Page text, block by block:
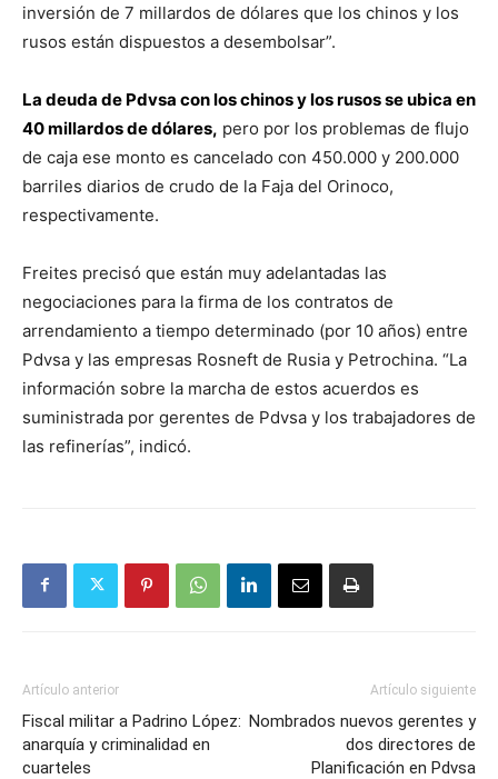
inversión de 7 millardos de dólares que los chinos y los
rusos están dispuestos a desembolsar”.
La deuda de Pdvsa con los chinos y los rusos se ubica en
40 millardos de dólares, pero por los problemas de flujo
de caja ese monto es cancelado con 450.000 y 200.000
barriles diarios de crudo de la Faja del Orinoco,
respectivamente.
Freites precisó que están muy adelantadas las
negociaciones para la firma de los contratos de
arrendamiento a tiempo determinado (por 10 años) entre
Pdvsa y las empresas Rosneft de Rusia y Petrochina. “La
información sobre la marcha de estos acuerdos es
suministrada por gerentes de Pdvsa y los trabajadores de
las refinerías”, indicó.
Artículo anterior
Fiscal militar a Padrino López:
anarquía y criminalidad en
cuarteles
Artículo siguiente
Nombrados nuevos gerentes y
dos directores de
Planificación en Pdvsa